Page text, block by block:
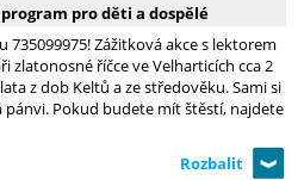
pro děti a dospělé
735099975! Zážitková akce s lektorem
zlatonosné říčce ve Velharticích cca 2
z dob Keltů a ze středověku. Sami si
Pokud budete mít štěstí, najdete